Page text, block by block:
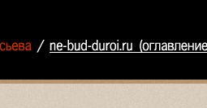
// ne-bud-duroi.ru